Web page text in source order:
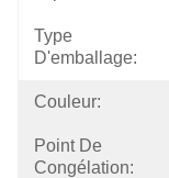
Type
D'emballage:
Couleur:
Point De
Congélation: